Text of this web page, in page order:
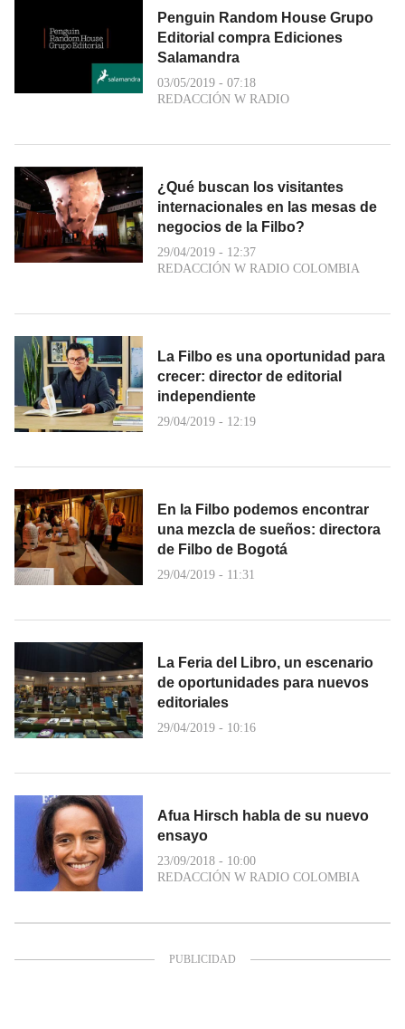
Penguin Random House Grupo
Editorial compra Ediciones
Salamandra
03/05/2019 - 07:18
REDACCIÓN W RADIO
¿Qué buscan los visitantes
internacionales en las mesas de
negocios de la Filbo?
29/04/2019 - 12:37
REDACCIÓN W RADIO COLOMBIA
La Filbo es una oportunidad para
crecer: director de editorial
independiente
29/04/2019 - 12:19
En la Filbo podemos encontrar
una mezcla de sueños: directora
de Filbo de Bogotá
29/04/2019 - 11:31
La Feria del Libro, un escenario
de oportunidades para nuevos
editoriales
29/04/2019 - 10:16
Afua Hirsch habla de su nuevo
ensayo
23/09/2018 - 10:00
REDACCIÓN W RADIO COLOMBIA